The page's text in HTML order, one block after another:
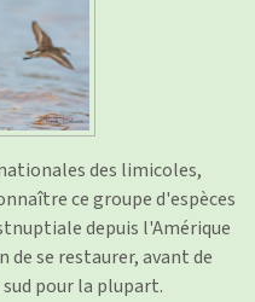
des limicoles,
ce groupe d'espèces
depuis l'Amérique
de se restaurer, avant de
pour la plupart.